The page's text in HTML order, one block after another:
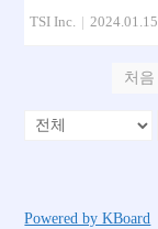
TSI Inc. | 2024.01.15
처음
Powered by KBoard